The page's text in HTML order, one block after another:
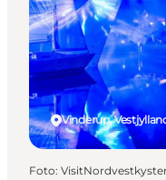
Vinderup,
Foto: